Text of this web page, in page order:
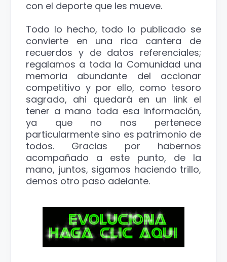
con el deporte que les mueve.
Todo lo hecho, todo lo publicado se
convierte en una rica cantera de
recuerdos y de datos referenciales;
regalamos a toda la Comunidad una
memoria abundante del accionar
competitivo y por ello, como tesoro
sagrado, ahi quedará en un link el
tener a mano toda esa información,
ya que no nos pertenece
particularmente sino es patrimonio de
todos. Gracias por habernos
acompañado a este punto, de la
mano, juntos, sigamos haciendo trillo,
demos otro paso adelante.